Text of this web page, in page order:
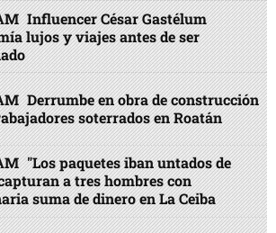
Influencer César Gastélum
lujos y viajes antes de ser
Derrumbe en obra de construcción
soterrados en Roatán
"Los paquetes iban untados de
a tres hombres con
suma de dinero en La Ceiba